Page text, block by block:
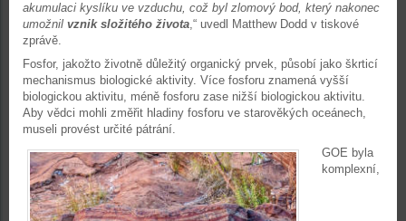
akumulaci kyslíku ve vzduchu, což byl zlomový bod, který nakonec
umožnil vznik složitého života,“ uvedl Matthew Dodd v tiskové
zprávě.
Fosfor, jakožto životně důležitý organický prvek, působí jako škrticí
mechanismus biologické aktivity. Více fosforu znamená vyšší
biologickou aktivitu, méně fosforu zase nižší biologickou aktivitu.
Aby vědci mohli změřit hladiny fosforu ve starověkých oceánech,
museli provést určité pátrání.
GOE byla
komplexní,